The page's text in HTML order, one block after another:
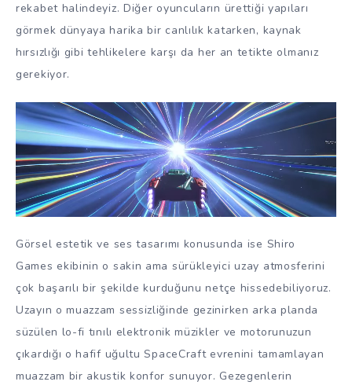
rekabet halindeyiz. Diğer oyuncuların ürettiği yapıları
görmek dünyaya harika bir canlılık katarken, kaynak
hırsızlığı gibi tehlikelere karşı da her an tetikte olmanız
gerekiyor.
Görsel estetik ve ses tasarımı konusunda ise Shiro
Games ekibinin o sakin ama sürükleyici uzay atmosferini
çok başarılı bir şekilde kurduğunu netçe hissedebiliyoruz.
Uzayın o muazzam sessizliğinde gezinirken arka planda
süzülen lo-fi tınılı elektronik müzikler ve motorunuzun
çıkardığı o hafif uğultu SpaceCraft evrenini tamamlayan
muazzam bir akustik konfor sunuyor. Gezegenlerin